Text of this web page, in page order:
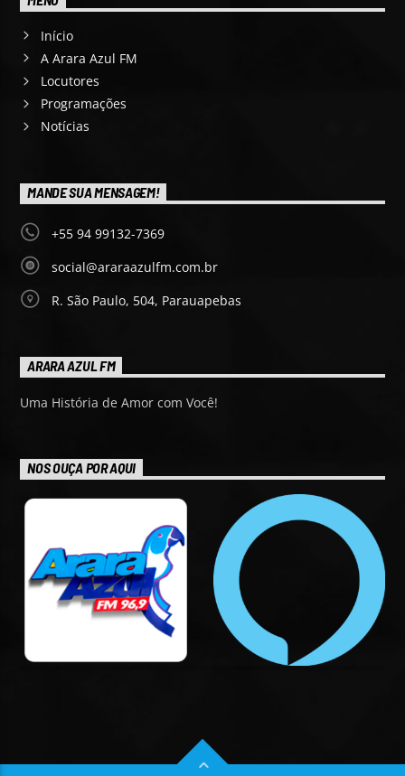
Início
A Arara Azul FM
Locutores
Programações
Notícias
MANDE SUA MENSAGEM!
+55 94 99132-7369
social@araraazulfm.com.br
R. São Paulo, 504, Parauapebas
ARARA AZUL FM
Uma História de Amor com Você!
NOS OUÇA POR AQUI